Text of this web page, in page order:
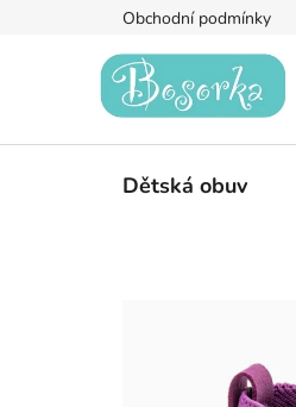
Obchodní podmínky
Dětská obuv